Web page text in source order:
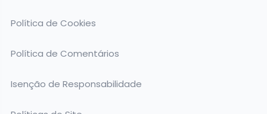
Política de Cookies
Política de Comentários
Isenção de Responsabilidade